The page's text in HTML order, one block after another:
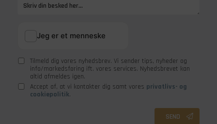
Tilmeld dig vores nyhedsbrev. Vi sender tips, nyheder og
info/markedsføring ift. vores services. Nyhedsbrevet kan
altid afmeldes igen.
Accept af, at vi kontakter dig samt vores privatlivs- og
cookiepolitik.
SEND